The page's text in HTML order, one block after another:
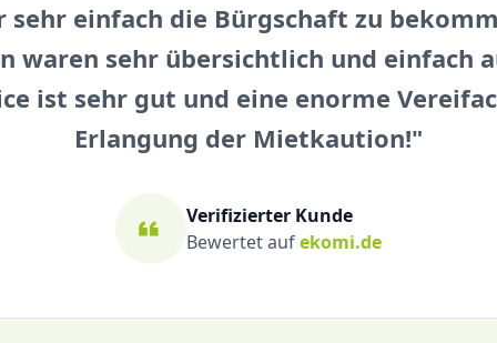
durch
um sicherzustellen,
Ihrem Umzug
zu einem
Den Gutschein
sehr einfach die Bürgschaft zu
waren sehr übersichtlich und einfach
ist sehr gut und eine enorme
Erlangung der Mietkaution!"
Verifizierter Kunde
Bewertet aufekomi.de